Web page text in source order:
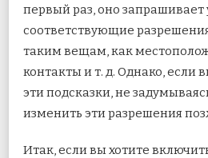
первый раз, оно запрашивает
соответствующие
таким вещам, как
контакты и т. д. Однако, если
эти подсказки, не
изменить эти разрешения
Итак, если вы хотите